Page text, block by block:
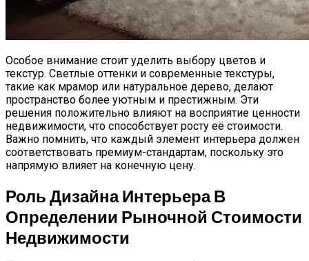
Особое внимание стоит уделить выбору цветов и
текстур. Светлые оттенки и современные текстуры,
такие как мрамор или натуральное дерево, делают
пространство более уютным и престижным. Эти
решения положительно влияют на восприятие ценности
недвижимости, что способствует росту её стоимости.
Важно помнить, что каждый элемент интерьера должен
соответствовать премиум-стандартам, поскольку это
напрямую влияет на конечную цену.
Роль Дизайна Интерьера В
Определении Рыночной Стоимости
Недвижимости